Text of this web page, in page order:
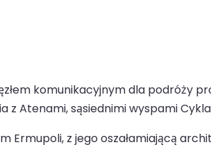
komunikacyjnym dla podróży
Atenami, sąsiednimi wyspami
z jego oszałamiającą